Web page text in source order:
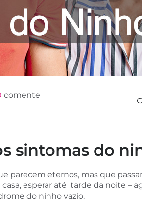
comente
sintomas do
parecem eternos, mas que
esperar até tarde da noite –
do ninho vazio.